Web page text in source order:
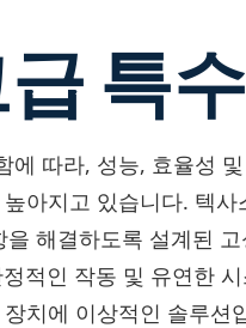
특
에 따라, 성능, 효율성
아지고 있습니다. 텍사
해결하도록 설계된
적인 작동 및 유연한
치에 이상적인 솔루션